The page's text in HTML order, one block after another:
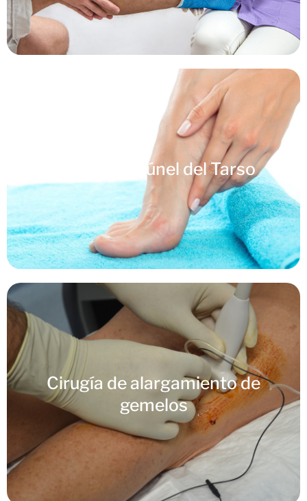
Cirugía del túnel del Tarso
Cirugía de alargamiento de
gemelos